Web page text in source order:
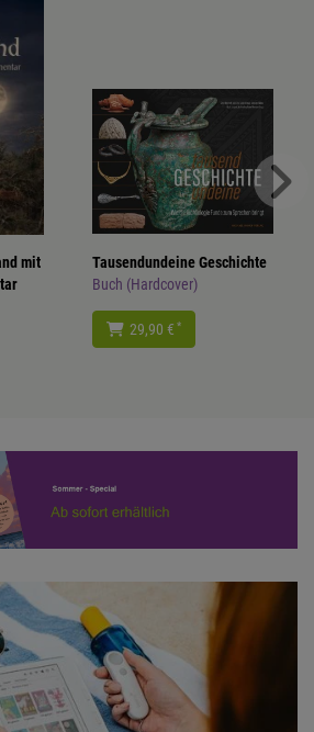
mit
Tausendundeine Geschichte
Buch (Hardcover)
29,90 € *